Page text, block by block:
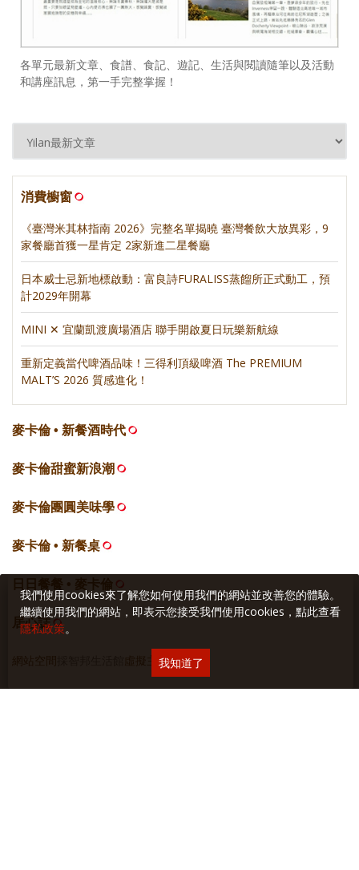
各單元最新文章、食譜、食記、遊記、生活與閱讀隨筆以及活動
和講座訊息，第一手完整掌握！
消費櫥窗
《臺灣米其林指南 2026》完整名單揭曉 臺灣餐飲大放異彩，9
家餐廳首獲一星肯定 2家新進二星餐廳
日本威士忌新地標啟動：富良詩FURALISS蒸餾所正式動工，預
計2029年開幕
MINI ✕ 宜蘭凱渡廣場酒店 聯手開啟夏日玩樂新航線
重新定義當代啤酒品味！三得利頂級啤酒 The PREMIUM
MALT’S 2026 質感進化！
麥卡倫 • 新餐酒時代
麥卡倫甜蜜新浪潮
麥卡倫團圓美味學
麥卡倫 • 新餐桌
日日餐餐 • 麥卡倫
居心誌
網站空間 虛擬主機
我們使用cookies來了解您如何使用我們的網站並改善您的體驗。
繼續使用我們的網站，即表示您接受我們使用cookies，點此查看
隱私政策。
我知道了